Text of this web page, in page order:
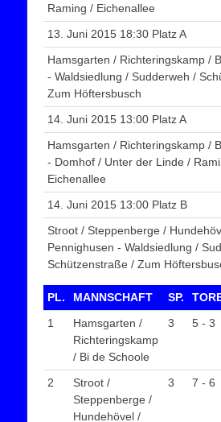
Raming / Eichenallee
13. Juni 2015 18:30 Platz A
Hamsgarten / Richteringskamp /
- Waldsiedlung / Sudderweh /
Zum Höftersbusch
14. Juni 2015 13:00 Platz A
Hamsgarten / Richteringskamp /
- Domhof / Unter der Linde /
Eichenallee
14. Juni 2015 13:00 Platz B
Stroot / Steppenberge /
Pennighusen - Waldsiedlung /
Schützenstraße / Zum
PL. MANNSCHAFT SP.
1
Hamsgarten /
Richteringskamp
/ Bi de Schoole
3 5 - 3
2
Stroot /
Steppenberge /
Hundehövel /
3 7 - 6